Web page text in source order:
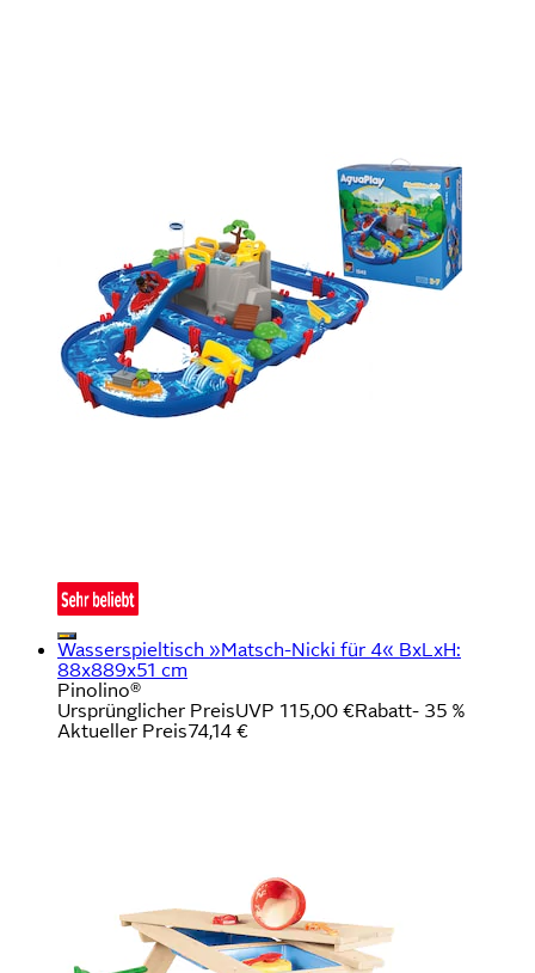
Wasserspieltisch »Matsch-Nicki für 4« BxLxH:
88x889x51 cm
Pinolino®
Ursprünglicher PreisUVP 115,00 €Rabatt- 35 %
Aktueller Preis74,14 €